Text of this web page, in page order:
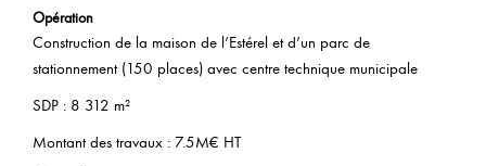
Opération
Construction de la maison de l’Estérel et d’un parc de
stationnement (150 places) avec centre technique municipale
SDP : 8 312 m²
Montant des travaux : 7.5M€ HT